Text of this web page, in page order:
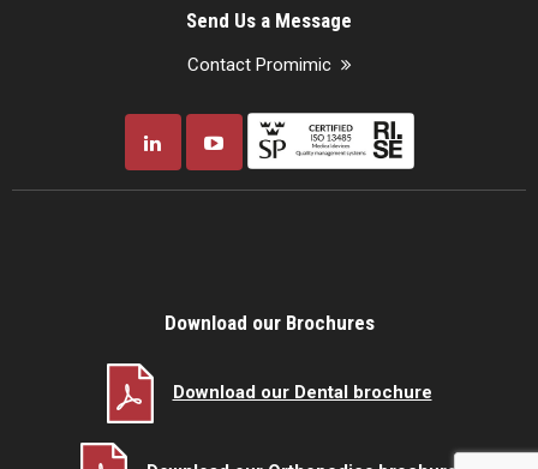
Send Us a Message
Contact Promimic
Download our Brochures
Download our Dental brochure